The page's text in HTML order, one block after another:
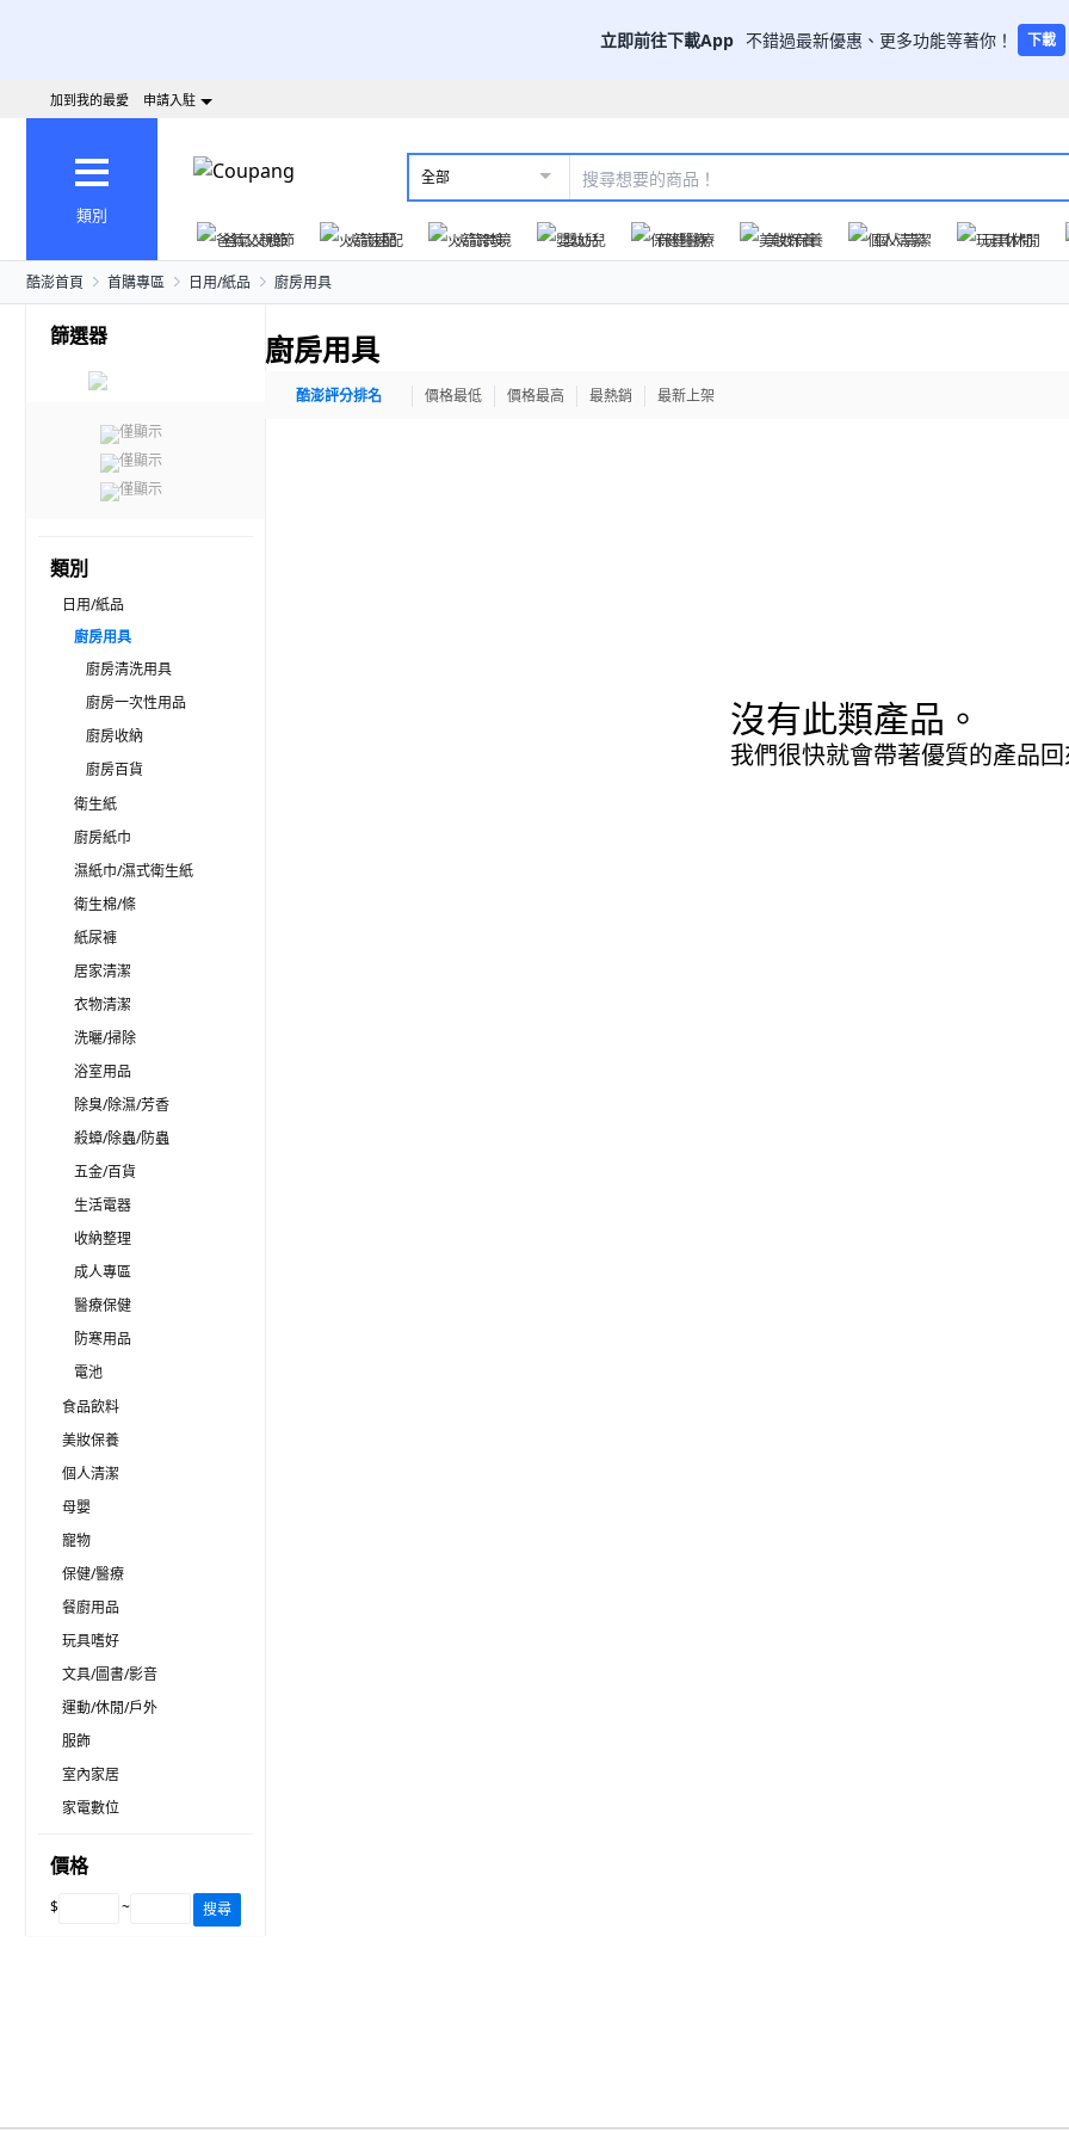
立即前往下載App 不錯過最新優惠、更多功能等著你！ 下載
加到我的最愛 申請入駐
類別
全部
爸氣父親節 火箭速配 火箭跨境 嬰幼兒 保健醫療 美妝保養 個人清潔 玩具休閒
酷澎首頁 首購專區 日用/紙品 廚房用具
篩選器
僅顯示
僅顯示
僅顯示
類別
日用/紙品
廚房用具
廚房清洗用具
廚房一次性用品
廚房收納
廚房百貨
衛生紙
廚房紙巾
濕紙巾/濕式衛生紙
衛生棉/條
紙尿褲
居家清潔
衣物清潔
洗曬/掃除
浴室用品
除臭/除濕/芳香
殺蟑/除蟲/防蟲
五金/百貨
生活電器
收納整理
成人專區
醫療保健
防寒用品
電池
食品飲料
美妝保養
個人清潔
母嬰
寵物
保健/醫療
餐廚用品
玩具嗜好
文具/圖書/影音
運動/休閒/戶外
服飾
室內家居
家電數位
價格
$ ~ 搜尋
廚房用具
酷澎評分排名 價格最低 價格最高 最熱銷 最新上架
沒有此類產品。
我們很快就會帶著優質的產品